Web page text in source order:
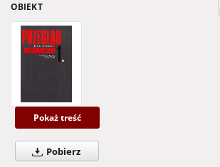
OBIEKT
Pokaż treść
Pobierz